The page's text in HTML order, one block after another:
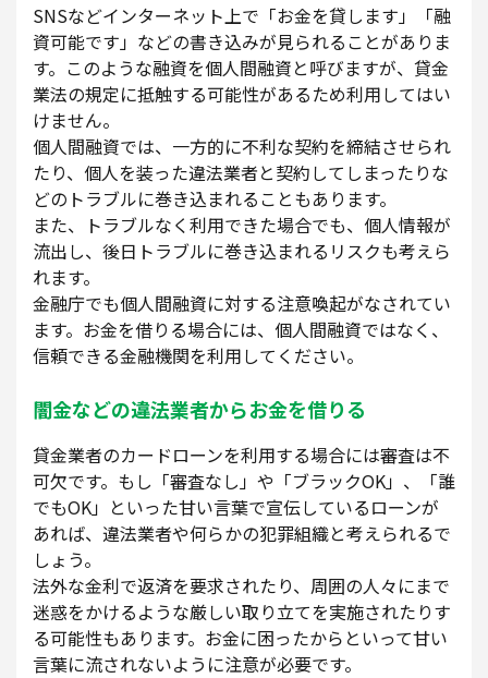
SNSなどインターネット上で「お金を貸します」「融
資可能です」などの書き込みが見られることがありま
す。このような融資を個人間融資と呼びますが、貸金
業法の規定に抵触する可能性があるため利用してはい
けません。
個人間融資では、一方的に不利な契約を締結させられ
たり、個人を装った違法業者と契約してしまったりな
どのトラブルに巻き込まれることもあります。
また、トラブルなく利用できた場合でも、個人情報が
流出し、後日トラブルに巻き込まれるリスクも考えら
れます。
金融庁でも個人間融資に対する注意喚起がなされてい
ます。お金を借りる場合には、個人間融資ではなく、
信頼できる金融機関を利用してください。
闇金などの違法業者からお金を借りる
貸金業者のカードローンを利用する場合には審査は不
可欠です。もし「審査なし」や「ブラックOK」、「誰
でもOK」といった甘い言葉で宣伝しているローンが
あれば、違法業者や何らかの犯罪組織と考えられるで
しょう。
法外な金利で返済を要求されたり、周囲の人々にまで
迷惑をかけるような厳しい取り立てを実施されたりす
る可能性もあります。お金に困ったからといって甘い
言葉に流されないように注意が必要です。